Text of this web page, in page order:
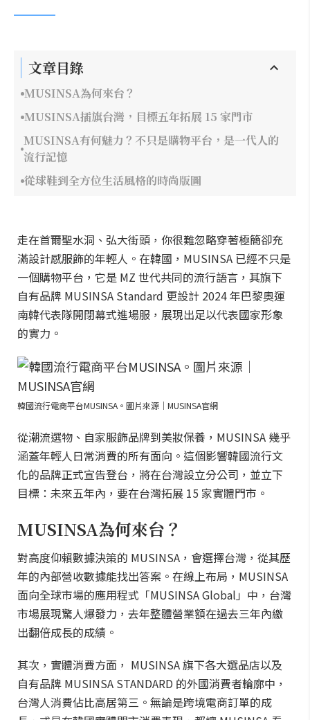
文章目錄
MUSINSA為何來台？
MUSINSA插旗台灣，目標五年拓展 15 家門市
MUSINSA有何魅力？不只是購物平台，是一代人的
流行記憶
從球鞋到全方位生活風格的時尚版圖
走在首爾聖水洞、弘大街頭，你很難忽略穿著極簡卻充
滿設計感服飾的年輕人。在韓國，MUSINSA 已經不只是
一個購物平台，它是 MZ 世代共同的流行語言，其旗下
自有品牌 MUSINSA Standard 更設計 2024 年巴黎奧運
南韓代表隊開閉幕式進場服，展現出足以代表國家形象
的實力。
韓國流行電商平台MUSINSA。圖片來源｜MUSINSA官網
從潮流選物、自家服飾品牌到美妝保養，MUSINSA 幾乎
涵蓋年輕人日常消費的所有面向。這個影響韓國流行文
化的品牌正式宣告登台，將在台灣設立分公司，並立下
目標：未來五年內，要在台灣拓展 15 家實體門市。
MUSINSA為何來台？
對高度仰賴數據決策的 MUSINSA，會選擇台灣，從其歷
年的內部營收數據能找出答案。在線上布局，MUSINSA
面向全球市場的應用程式「MUSINSA Global」中，台灣
市場展現驚人爆發力，去年整體營業額在過去三年內繳
出翻倍成長的成績。
其次，實體消費方面， MUSINSA 旗下各大選品店以及
自有品牌 MUSINSA STANDARD 的外國消費者輪廓中，
台灣人消費佔比高居第三。無論是跨境電商訂單的成